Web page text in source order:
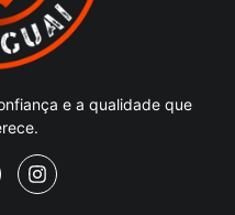
e a qualidade que